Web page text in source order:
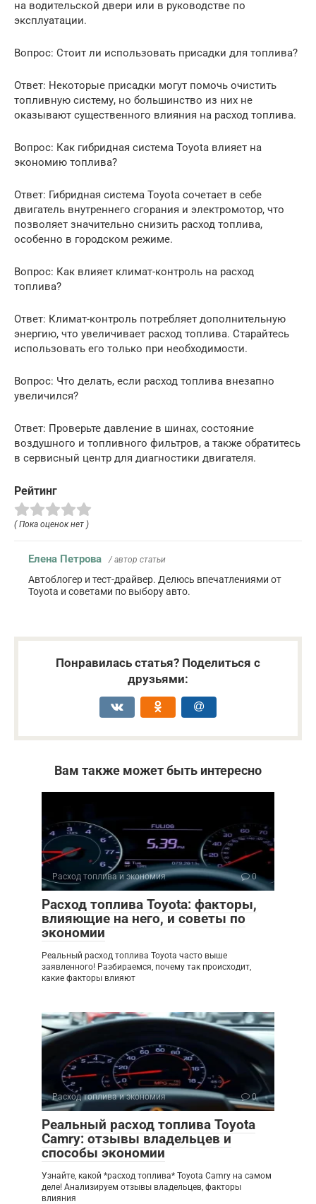
на водительской двери или в руководстве по
эксплуатации.
Вопрос: Стоит ли использовать присадки для топлива?
Ответ: Некоторые присадки могут помочь очистить
топливную систему, но большинство из них не
оказывают существенного влияния на расход топлива.
Вопрос: Как гибридная система Toyota влияет на
экономию топлива?
Ответ: Гибридная система Toyota сочетает в себе
двигатель внутреннего сгорания и электромотор, что
позволяет значительно снизить расход топлива,
особенно в городском режиме.
Вопрос: Как влияет климат-контроль на расход
топлива?
Ответ: Климат-контроль потребляет дополнительную
энергию, что увеличивает расход топлива. Старайтесь
использовать его только при необходимости.
Вопрос: Что делать, если расход топлива внезапно
увеличился?
Ответ: Проверьте давление в шинах, состояние
воздушного и топливного фильтров, а также обратитесь
в сервисный центр для диагностики двигателя.
Рейтинг
( Пока оценок нет )
Елена Петрова / автор статьи
Автоблогер и тест-драйвер. Делюсь впечатлениями от
Toyota и советами по выбору авто.
Понравилась статья? Поделиться с
друзьями:
Вам также может быть интересно
Расход топлива и экономия 0
Расход топлива Toyota: факторы,
влияющие на него, и советы по
экономии
Реальный расход топлива Toyota часто выше
заявленного! Разбираемся, почему так происходит,
какие факторы влияют
Расход топлива и экономия 0
Реальный расход топлива Toyota
Camry: отзывы владельцев и
способы экономии
Узнайте, какой *расход топлива* Toyota Camry на самом
деле! Анализируем отзывы владельцев, факторы
влияния